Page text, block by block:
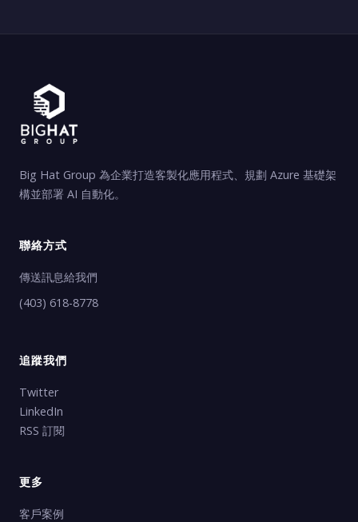
Big Hat Group 為企業打造客製化應用程式、規劃 Azure 基礎架
構並部署 AI 自動化。
聯絡方式
傳送訊息給我們
(403) 618-8778
追蹤我們
Twitter
LinkedIn
RSS 訂閱
更多
客戶案例